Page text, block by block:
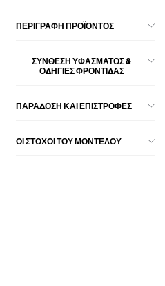
ΠΕΡΙΓΡΑΦΉ ΠΡΟΪΌΝΤΟΣ
ΣΎΝΘΕΣΗ ΥΦΆΣΜΑΤΟΣ &
ΟΔΗΓΊΕΣ ΦΡΟΝΤΊΔΑΣ
ΠΑΡΑΔΟΣΗ ΚΑΙ ΕΠΙΣΤΡΟΦΕΣ
ΟΙ ΣΤΌΧΟΙ ΤΟΥ ΜΟΝΤΈΛΟΥ